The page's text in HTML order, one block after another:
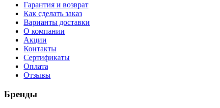
Гарантия и возврат
Как сделать заказ
Варианты доставки
О компании
Акции
Контакты
Сертификаты
Оплата
Отзывы
Бренды